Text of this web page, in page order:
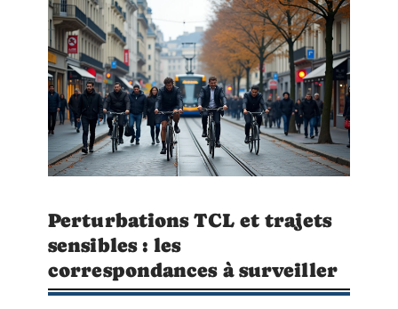
Perturbations TCL et trajets
sensibles : les
correspondances à surveiller